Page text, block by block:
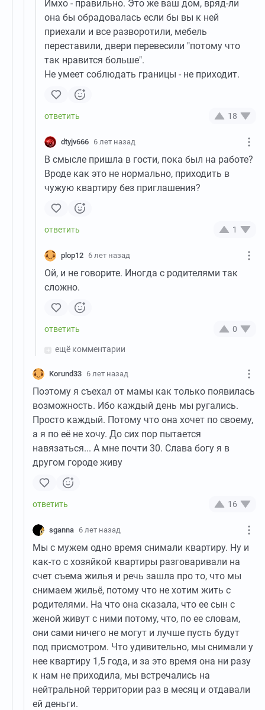
Имхо - правильно. Это же ваш дом, вряд-ли
она бы обрадовалась если бы вы к ней
приехали и все разворотили, мебель
переставили, двери перевесили "потому что
так нравится больше".
Не умеет соблюдать границы - не приходит.
18
dtyjv666 6 лет назад
В смысле пришла в гости, пока был на работе?
Вроде как это не нормально, приходить в
чужую квартиру без приглашения?
1
plop12 6 лет назад
Ой, и не говорите. Иногда с родителями так
сложно.
0
ещё комментарии
Korund33 6 лет назад
Поэтому я съехал от мамы как только появилась
возможность. Ибо каждый день мы ругались.
Просто каждый. Потому что она хочет по своему,
а я по её не хочу. До сих пор пытается
навязаться... А мне почти 30. Слава богу я в
другом городе живу
16
sganna 6 лет назад
Мы с мужем одно время снимали квартиру. Ну и
как-то с хозяйкой квартиры разговаривали на
счет съема жилья и речь зашла про то, что мы
снимаем жильё, потому что не хотим жить с
родителями. На что она сказала, что ее сын с
женой живут с ними потому, что, по ее словам,
они сами ничего не могут и лучше пусть будут
под присмотром. Что удивительно, мы снимали у
нее квартиру 1,5 года, и за это время она ни разу
к нам не приходила, мы встречались на
нейтральной территории раз в месяц и отдавали
ей деньги.